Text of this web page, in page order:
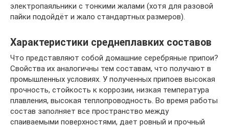
электропаяльники с тонкими жалами (хотя для разовой
пайки подойдёт и жало стандартных размеров).
Характеристики среднеплавких составов
Что представляют собой домашние серебряные припои?
Свойства их аналогичны тем составам, что получают в
промышленных условиях. У полученных припоев высокая
прочность, стойкость к коррозии, низкая температура
плавления, высокая теплопроводность. Во время работы
состав заполняет все пространство между
спаиваемыми поверхностями, дает ровный и прочный